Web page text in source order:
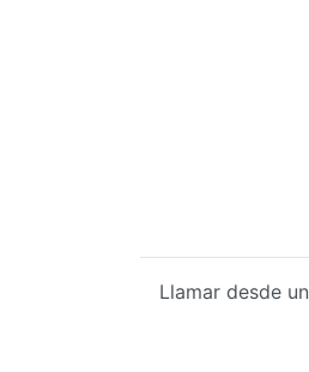
Llamar desde un